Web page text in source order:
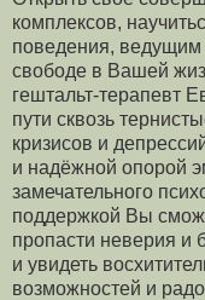
комплексов,
поведения, ведущим
свободе в Вашей
гештальт-терапевт
пути сквозь
кризисов и
и надёжной опорой
замечательного
поддержкой Вы
пропасти неверия и
и увидеть
возможностей и